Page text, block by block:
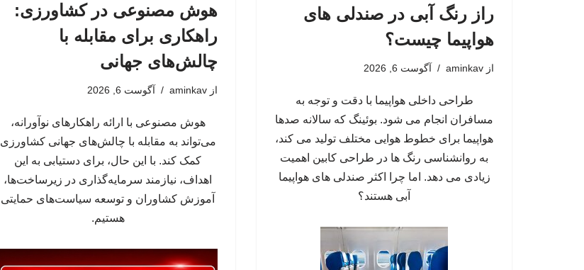
راز رنگ آبی در صندلی های
هواپیما چیست؟
از aminkav آگوست 6, 2026
طراحی داخلی هواپیما با دقت و توجه به
مسافران انجام می شود. بوئینگ که سالانه صدها
هواپیما برای خطوط هوایی مختلف تولید می کند،
به روانشناسی رنگ ها در طراحی کابین اهمیت
زیادی می دهد. اما چرا اکثر صندلی های هواپیما
آبی هستند؟
هوش مصنوعی در کشاورزی:
راهکاری برای مقابله با
چالش‌های جهانی
از aminkav آگوست 6, 2026
هوش مصنوعی با ارائه راهکارهای نوآورانه،
می‌تواند به مقابله با چالش‌های جهانی کشاورزی
کمک کند. با این حال، برای دستیابی به این
اهداف، نیازمند سرمایه‌گذاری در زیرساخت‌ها،
آموزش کشاوران و توسعه سیاست‌های حمایتی
هستیم.